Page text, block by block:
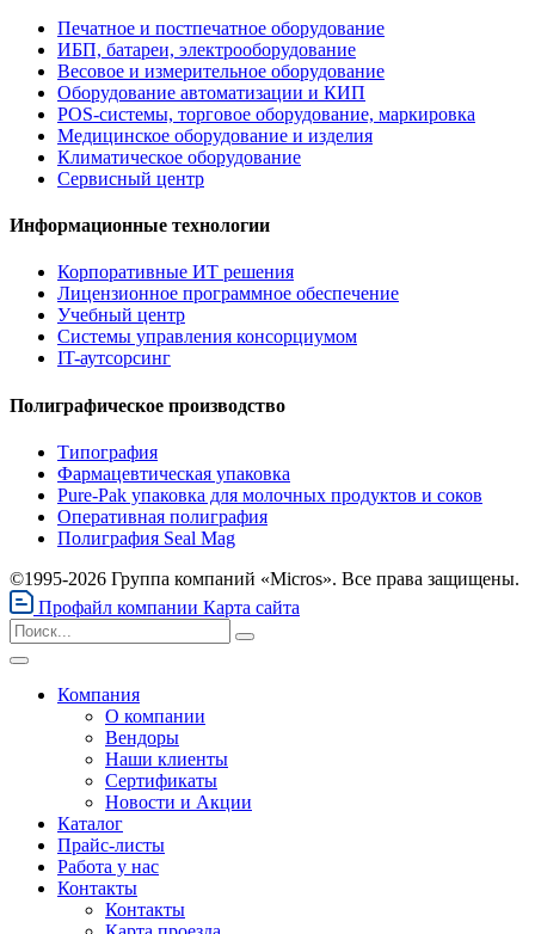
Печатное и постпечатное оборудование
ИБП, батареи, электрооборудование
Весовое и измерительное оборудование
Оборудование автоматизации и КИП
POS-системы, торговое оборудование, маркировка
Медицинское оборудование и изделия
Климатическое оборудование
Сервисный центр
Информационные технологии
Корпоративные ИТ решения
Лицензионное программное обеспечение
Учебный центр
Системы управления консорциумом
IT-аутсорсинг
Полиграфическое производство
Типография
Фармацевтическая упаковка
Pure-Pak упаковка для молочных продуктов и соков
Оперативная полиграфия
Полиграфия Seal Mag
©1995-2026 Группа компаний «Micros». Все права защищены.
Профайл компании Карта сайта
Компания
О компании
Вендоры
Наши клиенты
Сертификаты
Новости и Акции
Каталог
Прайс-листы
Работа у нас
Контакты
Контакты